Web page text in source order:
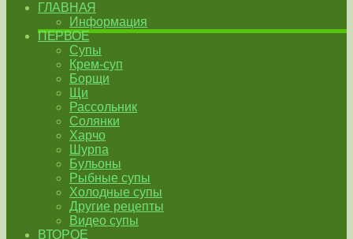
ГЛАВНАЯ
Информация
ПЕРВОЕ
Супы
Крем-суп
Борщи
Щи
Рассольник
Солянки
Харчо
Шурпа
Бульоны
Рыбные супы
Холодные супы
Другие рецепты
Видео супы
ВТОРОЕ